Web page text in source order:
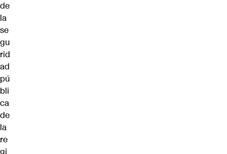
de
la
se
gu
rid
ad
pú
bli
ca
de
la
re
gi